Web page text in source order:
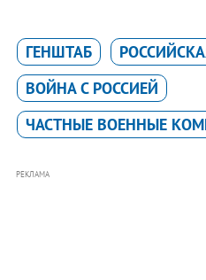
ГЕНШТАБ
ВОЙНА С РОССИЕЙ
ЧАСТНЫЕ ВОЕННЫЕ
РЕКЛАМА